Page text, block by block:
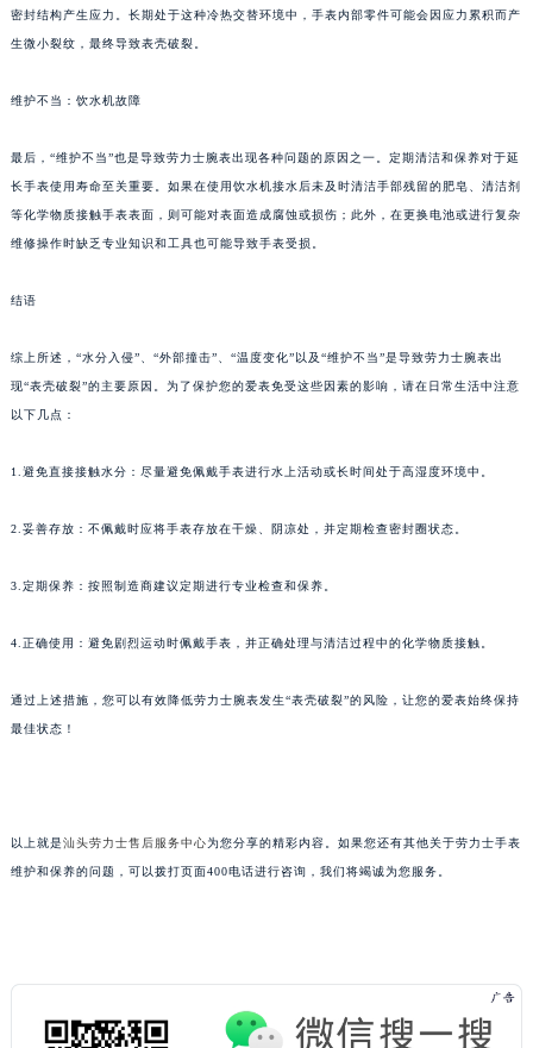
密封结构产生应力。长期处于这种冷热交替环境中，手表内部零件可能会因应力累积而产
生微小裂纹，最终导致表壳破裂。
维护不当：饮水机故障
最后，“维护不当”也是导致劳力士腕表出现各种问题的原因之一。定期清洁和保养对于延
长手表使用寿命至关重要。如果在使用饮水机接水后未及时清洁手部残留的肥皂、清洁剂
等化学物质接触手表表面，则可能对表面造成腐蚀或损伤；此外，在更换电池或进行复杂
维修操作时缺乏专业知识和工具也可能导致手表受损。
结语
综上所述，“水分入侵”、“外部撞击”、“温度变化”以及“维护不当”是导致劳力士腕表出
现“表壳破裂”的主要原因。为了保护您的爱表免受这些因素的影响，请在日常生活中注意
以下几点：
1.避免直接接触水分：尽量避免佩戴手表进行水上活动或长时间处于高湿度环境中。
2.妥善存放：不佩戴时应将手表存放在干燥、阴凉处，并定期检查密封圈状态。
3.定期保养：按照制造商建议定期进行专业检查和保养。
4.正确使用：避免剧烈运动时佩戴手表，并正确处理与清洁过程中的化学物质接触。
通过上述措施，您可以有效降低劳力士腕表发生“表壳破裂”的风险，让您的爱表始终保持
最佳状态！
以上就是汕头劳力士售后服务中心为您分享的精彩内容。如果您还有其他关于劳力士手表
维护和保养的问题，可以拨打页面400电话进行咨询，我们将竭诚为您服务。